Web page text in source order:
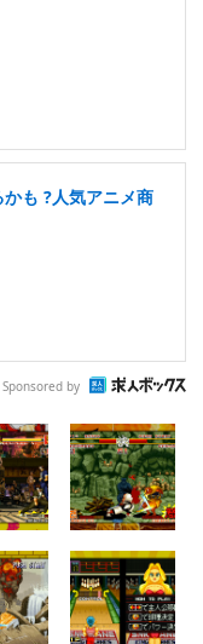
も ?人気アニメ商
Sponsored by